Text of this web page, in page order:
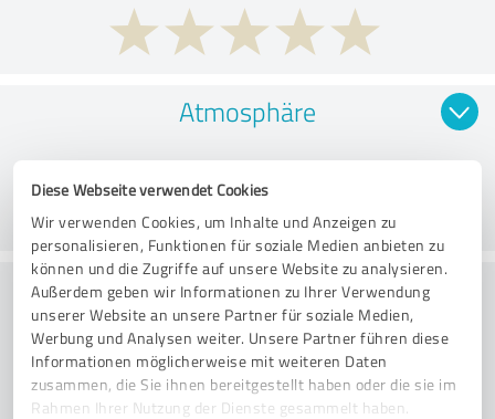
Diese Webseite verwendet Cookies
Wir verwenden Cookies, um Inhalte und Anzeigen zu
personalisieren, Funktionen für soziale Medien anbieten zu
können und die Zugriffe auf unsere Website zu analysieren.
Außerdem geben wir Informationen zu Ihrer Verwendung
unserer Website an unsere Partner für soziale Medien,
Werbung und Analysen weiter. Unsere Partner führen diese
Informationen möglicherweise mit weiteren Daten
zusammen, die Sie ihnen bereitgestellt haben oder die sie im
Rahmen Ihrer Nutzung der Dienste gesammelt haben.
Atmosphäre
Qualität